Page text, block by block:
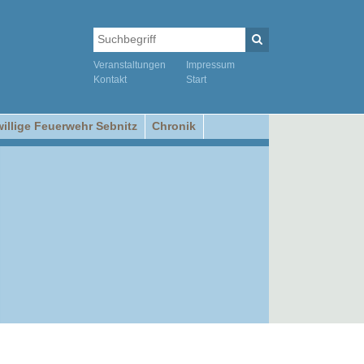
Veranstaltungen
Kontakt
Impressum
Start
Feuerwehr Sebnitz Chronik